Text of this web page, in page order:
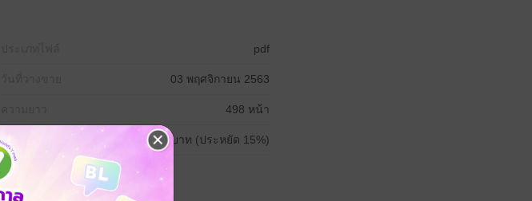
pdf
03 พฤศจิกายน 2563
498 หน้า
ราคาปก 320 บาท (ประหยัด 15%)